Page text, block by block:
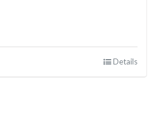
Details